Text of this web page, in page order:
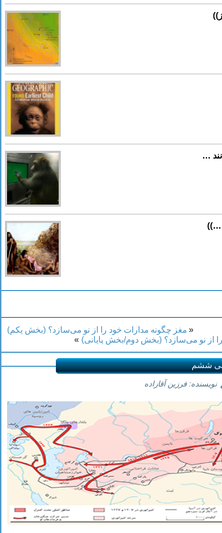
…
…))
« مغز چگونه مدارات خود را از نو می‌سازد؟ (بخش یکم)
از نو می‌سازد؟ (بخش دوم/بخش پایانی) »
ششم
نویسنده: فرزین آقازاده